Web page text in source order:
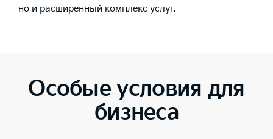
но и расширенный комплекс услуг.
Особые условия для
бизнеса